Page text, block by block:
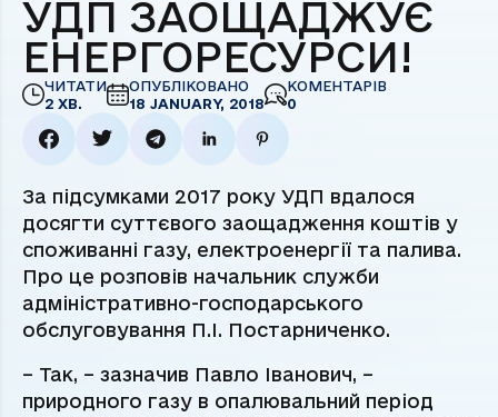
УДП ЗАОЩАДЖУЄ
ЕНЕРГОРЕСУРСИ!
ЧИТАТИ
2 ХВ.
ОПУБЛІКОВАНО
18 JANUARY, 2018
КОМЕНТАРІВ
0
За підсумками 2017 року УДП вдалося
досягти суттєвого заощадження коштів у
споживанні газу, електроенергії та палива.
Про це розповів начальник служби
адміністративно-господарського
обслуговування П.І. Постарниченко.
– Так, – зазначив Павло Іванович, –
природного газу в опалювальний період